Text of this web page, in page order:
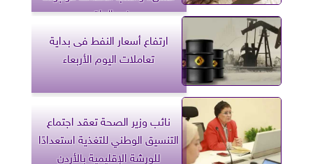
في الواقع
ارتفاع أسعار النفط فى بداية
تعاملات اليوم الأربعاء
نائب وزير الصحة تعقد اجتماع
التنسيق الوطني للتغذية استعدادًا
للورشة الإقليمية بالأردن